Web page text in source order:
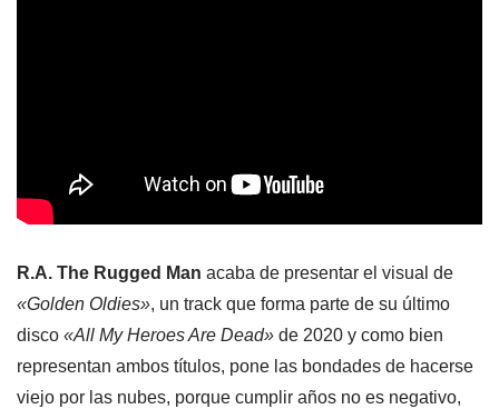
R.A. The Rugged Man acaba de presentar el visual de
«Golden Oldies», un track que forma parte de su último
disco «All My Heroes Are Dead» de 2020 y como bien
representan ambos títulos, pone las bondades de hacerse
viejo por las nubes, porque cumplir años no es negativo,